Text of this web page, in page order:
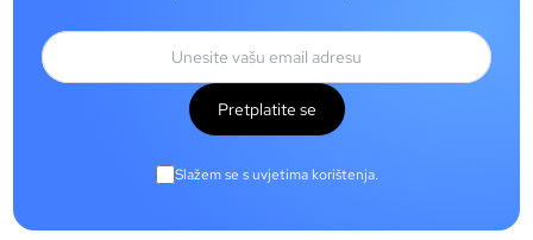
Pretplatite se
Slažem se s uvjetima korištenja.